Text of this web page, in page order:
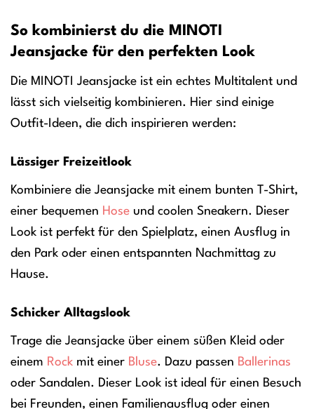
So kombinierst du die MINOTI
Jeansjacke für den perfekten Look
Die MINOTI Jeansjacke ist ein echtes Multitalent und
lässt sich vielseitig kombinieren. Hier sind einige
Outfit-Ideen, die dich inspirieren werden:
Lässiger Freizeitlook
Kombiniere die Jeansjacke mit einem bunten T-Shirt,
einer bequemen Hose und coolen Sneakern. Dieser
Look ist perfekt für den Spielplatz, einen Ausflug in
den Park oder einen entspannten Nachmittag zu
Hause.
Schicker Alltagslook
Trage die Jeansjacke über einem süßen Kleid oder
einem Rock mit einer Bluse. Dazu passen Ballerinas
oder Sandalen. Dieser Look ist ideal für einen Besuch
bei Freunden, einen Familienausflug oder einen